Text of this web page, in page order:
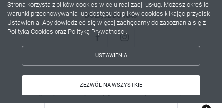
DOŁĄCZ DO NAS
Copyright by lama.com.pl
Strona korzysta z plików cookies w celu realizacji usług. Możesz określić
warunki przechowywania lub dostępu do plików cookies klikając przycisk
Ustawienia. Aby dowiedzieć się więcej zachęcamy do zapoznania się z
Polityką Cookies oraz Polityką Prywatności.
USTAWIENIA
ZEZWÓL NA WSZYSTKIE
ZEZWÓL NA WSZYSTKIE